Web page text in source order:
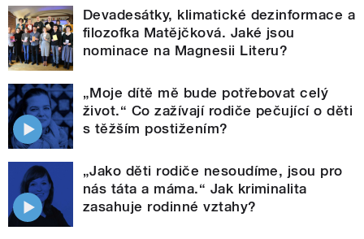
Devadesátky, klimatické dezinformace a
filozofka Matějčková. Jaké jsou
nominace na Magnesii Literu?
„Moje dítě mě bude potřebovat celý
život.“ Co zažívají rodiče pečující o děti
s těžším postižením?
„Jako děti rodiče nesoudíme, jsou pro
nás táta a máma.“ Jak kriminalita
zasahuje rodinné vztahy?